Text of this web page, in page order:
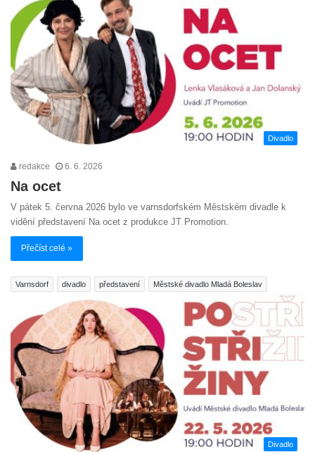
Divadlo
redakce 6. 6. 2026
Na ocet
V pátek 5. června 2026 bylo ve varnsdorfském Městském divadle k
vidění představení Na ocet z produkce JT Promotion.
Přečíst celé »
Varnsdorf divadlo představení Městské divadlo Mladá Boleslav
Divadlo